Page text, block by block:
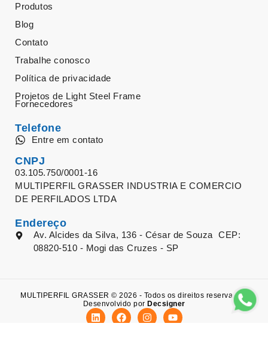
Produtos
Blog
Contato
Trabalhe conosco
Política de privacidade
Projetos de Light Steel Frame
Fornecedores
Telefone
Entre em contato
CNPJ
03.105.750/0001-16
MULTIPERFIL GRASSER INDUSTRIA E COMERCIO
DE PERFILADOS LTDA
Endereço
Av. Alcides da Silva, 136 - César de Souza CEP:
08820-510 - Mogi das Cruzes - SP
MULTIPERFIL GRASSER © 2026 - Todos os direitos reservados.
Desenvolvido por Decsigner